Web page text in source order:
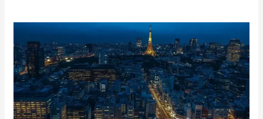
能
動
的
サ
イ
バ